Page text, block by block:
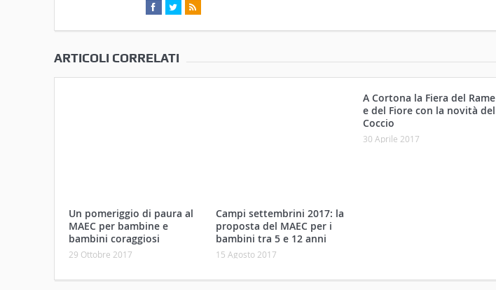
ARTICOLI CORRELATI
Un pomeriggio di paura al
MAEC per bambine e
bambini coraggiosi
29 Ottobre 2017
Campi settembrini 2017: la
proposta del MAEC per i
bambini tra 5 e 12 anni
15 Agosto 2017
A Cortona la Fiera del Rame
e del Fiore con la novità del
Coccio
30 Aprile 2017